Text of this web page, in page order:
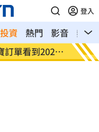
登入
資 熱門 影音
熱搜
鍵看AI產業發
他見
歲